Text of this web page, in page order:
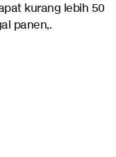
kurang lebih 50
panen,.